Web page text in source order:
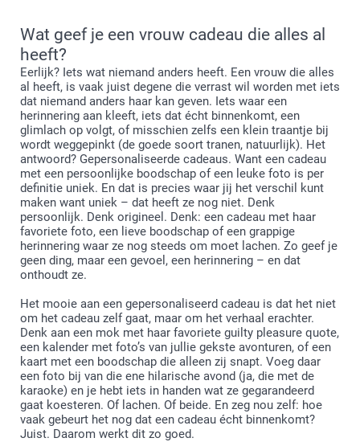
Wat geef je een vrouw cadeau die alles al
heeft?
Eerlijk? Iets wat niemand anders heeft. Een vrouw die alles
al heeft, is vaak juist degene die verrast wil worden met iets
dat niemand anders haar kan geven. Iets waar een
herinnering aan kleeft, iets dat écht binnenkomt, een
glimlach op volgt, of misschien zelfs een klein traantje bij
wordt weggepinkt (de goede soort tranen, natuurlijk). Het
antwoord? Gepersonaliseerde cadeaus. Want een cadeau
met een persoonlijke boodschap of een leuke foto is per
definitie uniek. En dat is precies waar jij het verschil kunt
maken want uniek – dat heeft ze nog niet. Denk
persoonlijk. Denk origineel. Denk: een cadeau met haar
favoriete foto, een lieve boodschap of een grappige
herinnering waar ze nog steeds om moet lachen. Zo geef je
geen ding, maar een gevoel, een herinnering – en dat
onthoudt ze.
Het mooie aan een gepersonaliseerd cadeau is dat het niet
om het cadeau zelf gaat, maar om het verhaal erachter.
Denk aan een mok met haar favoriete guilty pleasure quote,
een kalender met foto’s van jullie gekste avonturen, of een
kaart met een boodschap die alleen zij snapt. Voeg daar
een foto bij van die ene hilarische avond (ja, die met de
karaoke) en je hebt iets in handen wat ze gegarandeerd
gaat koesteren. Of lachen. Of beide. En zeg nou zelf: hoe
vaak gebeurt het nog dat een cadeau écht binnenkomt?
Juist. Daarom werkt dit zo goed.